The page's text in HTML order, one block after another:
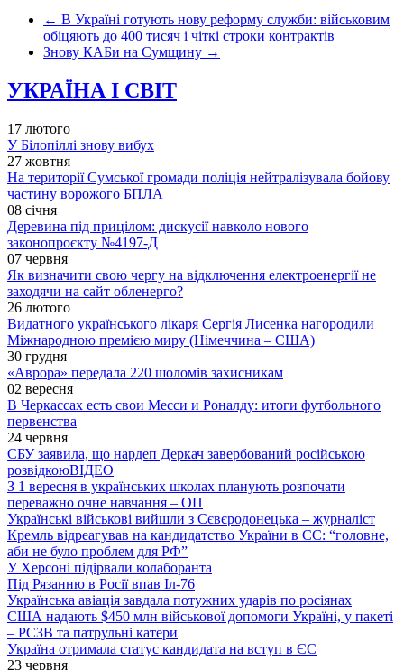
← В Україні готують нову реформу служби: військовим
обіцяють до 400 тисяч і чіткі строки контрактів
Знову КАБи на Сумщину →
УКРАЇНА І СВІТ
17 лютого
У Білопіллі знову вибух
27 жовтня
На території Сумської громади поліція нейтралізувала бойову
частину ворожого БПЛА
08 січня
Деревина під прицілом: дискусії навколо нового
законопроєкту №4197-Д
07 червня
Як визначити свою чергу на відключення електроенергії не
заходячи на сайт обленерго?
26 лютого
Видатного українського лікаря Сергія Лисенка нагородили
Міжнародною премією миру (Німеччина – США)
30 грудня
«Аврора» передала 220 шоломів захисникам
02 вересня
В Черкассах есть свои Месси и Роналду: итоги футбольного
первенства
24 червня
СБУ заявила, що нардеп Деркач завербований російською
розвідкоюВІДЕО
З 1 вересня в українських школах планують розпочати
переважно очне навчання – ОП
Українські військові вийшли з Сєвєродонецька – журналіст
Кремль відреагував на кандидатство України в ЄС: “головне,
аби не було проблем для РФ”
У Херсоні підірвали колаборанта
Під Рязанню в Росії впав Іл-76
Українська авіація завдала потужних ударів по росіянах
США надають $450 млн військової допомоги Україні, у пакеті
– РСЗВ та патрульні катери
Україна отримала статус кандидата на вступ в ЄС
23 червня